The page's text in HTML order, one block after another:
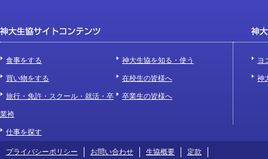
食事をする
買い物をする
旅行・免許・スクール・就活・卒
業袴
仕事を探す
神大生協を知る・使う
在校生の皆様へ
卒業生の皆様へ
ヨ
神
プライバシーポリシー お問い合わせ 生協概要 定款